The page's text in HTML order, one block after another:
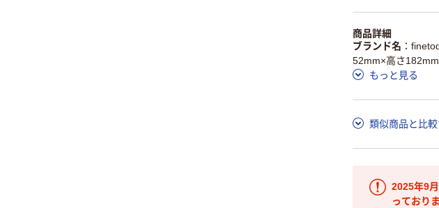
商品詳細
ブランド名
52mm×高さ182mm
もっと見る
類似商品と比較
2025年9
っており